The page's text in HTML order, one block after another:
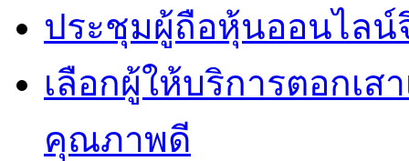
ประชุมผู้ถือหุ้นออนไลน์
เลือกผู้ให้บริการตอกเ
คุณภาพดี